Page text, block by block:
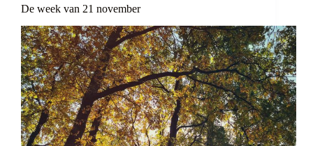
De week van 21 november